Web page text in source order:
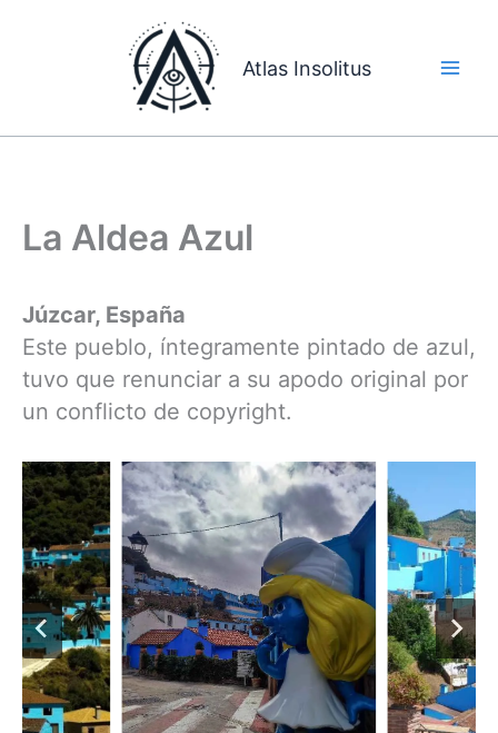
Atlas Insolitus
La Aldea Azul
Júzcar, España
Este pueblo, íntegramente pintado de azul,
tuvo que renunciar a su apodo original por
un conflicto de copyright.